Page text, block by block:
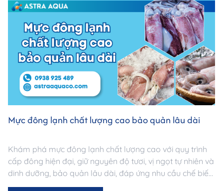
Mực đông lạnh chất lượng cao bảo quản lâu dài
Khám phá mực đông lạnh chất lượng cao với quy trình
cấp đông hiện đại, giữ nguyên độ tươi, vị ngọt tự nhiên và
dinh dưỡng, bảo quản lâu dài, đáp ứng nhu cầu chế biến
đa dạng cho mọi bữa ăn.